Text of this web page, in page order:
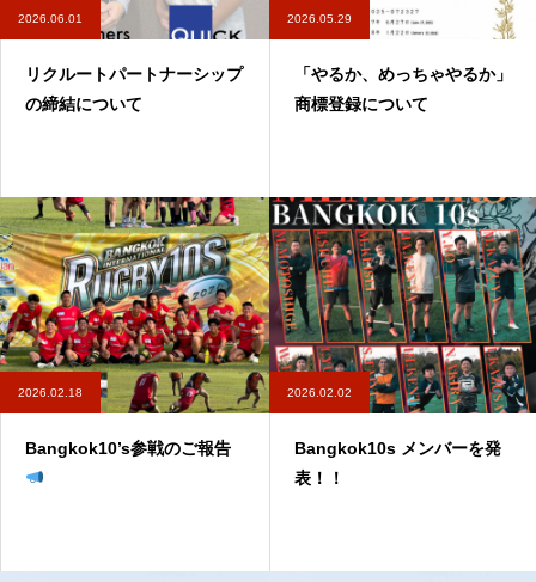
2026.06.01
リクルートパートナーシップ
の締結について
2026.05.29
「やるか、めっちゃやるか」
商標登録について
2026.02.18
Bangkok10’s参戦のご報告
2026.02.02
Bangkok10s メンバーを発
表！！